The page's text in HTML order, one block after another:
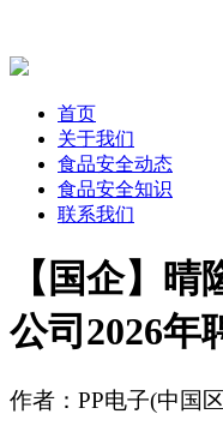
首页
关于我们
食品安全动态
食品安全知识
联系我们
【国企】
公司2026年
作者：PP电子(中国